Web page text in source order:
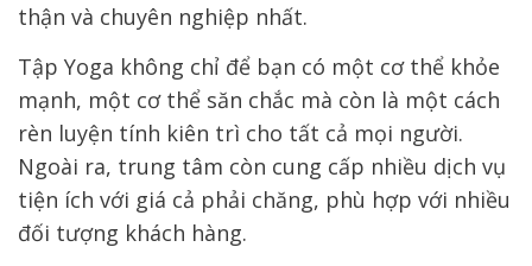
thận và chuyên nghiệp nhất.
Tập Yoga không chỉ để bạn có một cơ thể khỏe
mạnh, một cơ thể săn chắc mà còn là một cách
rèn luyện tính kiên trì cho tất cả mọi người.
Ngoài ra, trung tâm còn cung cấp nhiều dịch vụ
tiện ích với giá cả phải chăng, phù hợp với nhiều
đối tượng khách hàng.